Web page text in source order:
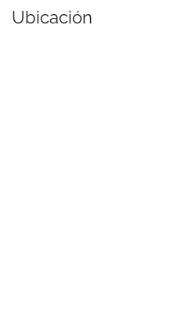
Ubicación